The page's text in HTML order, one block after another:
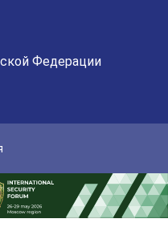
Федерации